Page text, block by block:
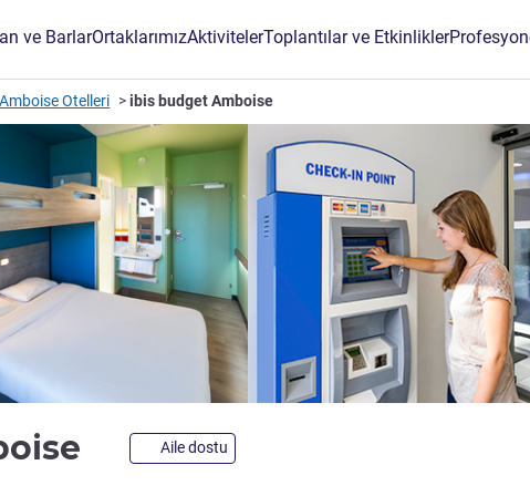
ve BarlarOrtaklarımızAktivitelerToplantılar ve Etkinlikler
Amboise Otelleri ibis budget Amboise
2 yıldız
Aile dostu